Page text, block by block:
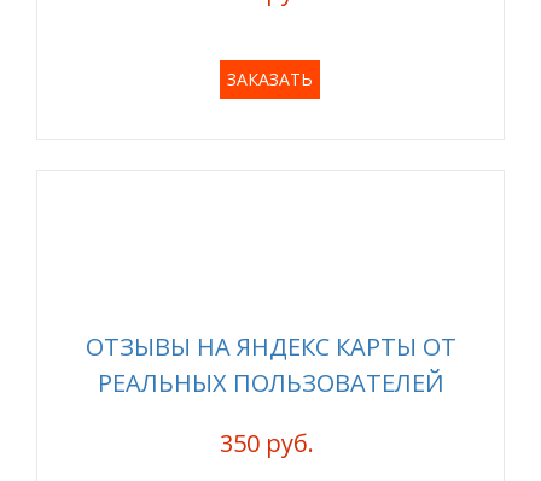
ЗАКАЗАТЬ
ОТЗЫВЫ НА ЯНДЕКС КАРТЫ ОТ
РЕАЛЬНЫХ ПОЛЬЗОВАТЕЛЕЙ
350 руб.